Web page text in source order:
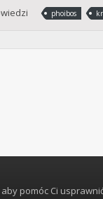
phoibos
aby pomóc Ci